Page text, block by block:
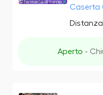
Caserta
Aperto -